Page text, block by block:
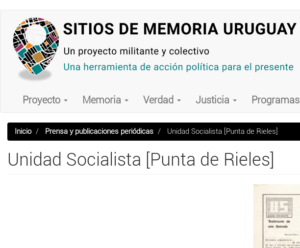
contenido
principal
Main
navigation
Proyecto Memoria Verdad Justicia Programas
Inicio Prensa y publicaciones periódicas Unidad Socialista [Punta de Rieles]
Unidad Socialista [Punta de Rieles]